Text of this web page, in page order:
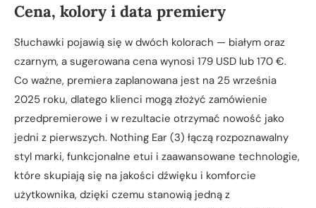
Cena, kolory i data premiery
Słuchawki pojawią się w dwóch kolorach — białym oraz
czarnym, a sugerowana cena wynosi 179 USD lub 170 €.
Co ważne, premiera zaplanowana jest na 25 września
2025 roku, dlatego klienci mogą złożyć zamówienie
przedpremierowe i w rezultacie otrzymać nowość jako
jedni z pierwszych. Nothing Ear (3) łączą rozpoznawalny
styl marki, funkcjonalne etui i zaawansowane technologie,
które skupiają się na jakości dźwięku i komforcie
użytkownika, dzięki czemu stanowią jedną z